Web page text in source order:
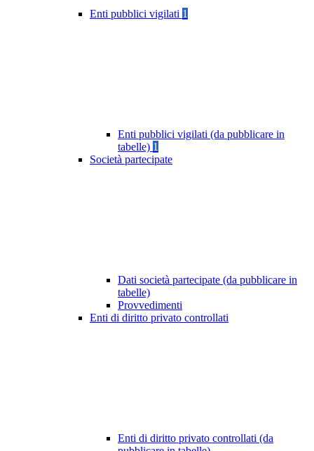
Enti pubblici vigilati 1
Enti pubblici vigilati (da pubblicare in
tabelle) 1
Società partecipate
Dati società partecipate (da pubblicare in
tabelle)
Provvedimenti
Enti di diritto privato controllati
Enti di diritto privato controllati (da